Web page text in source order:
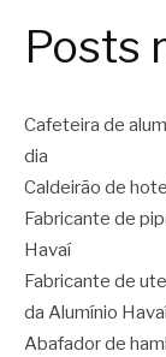
Posts
Cafeteira de
dia
Caldeirão de
Fabricante de
Havaí
Fabricante de
da Alumínio
Abafador de